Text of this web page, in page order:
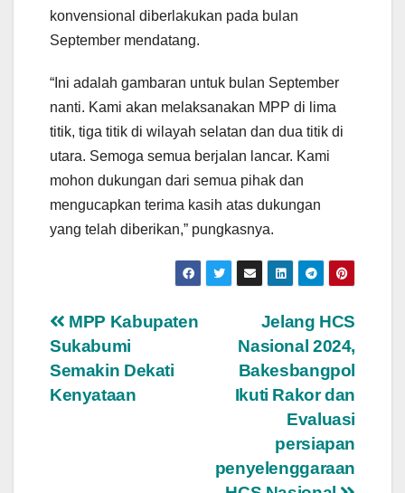
konvensional diberlakukan pada bulan
September mendatang.
“Ini adalah gambaran untuk bulan September
nanti. Kami akan melaksanakan MPP di lima
titik, tiga titik di wilayah selatan dan dua titik di
utara. Semoga semua berjalan lancar. Kami
mohon dukungan dari semua pihak dan
mengucapkan terima kasih atas dukungan
yang telah diberikan,” pungkasnya.
Navigasi
pos
Jelang HCS
Nasional 2024,
Bakesbangpol
Ikuti Rakor dan
Evaluasi
persiapan
penyelenggaraan
MPP Kabupaten
Sukabumi
Semakin Dekati
Kenyataan